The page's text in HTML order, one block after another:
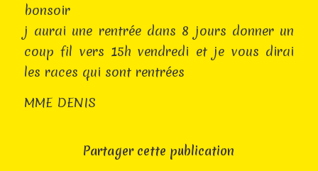
bonsoir
j aurai une rentrée dans 8 jours donner un
coup fil vers 15h vendredi et je vous dirai
les races qui sont rentrées
MME DENIS
Partager cette publication